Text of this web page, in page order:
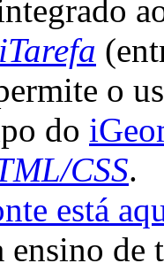
iTarefa
o
do
CSS.
está
ensino